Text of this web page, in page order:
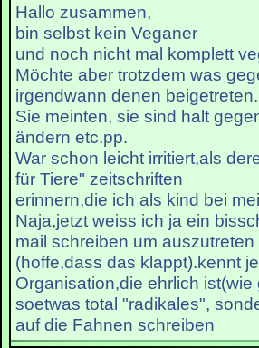
Hallo zusammen,
bin selbst kein Veganer
und noch nicht mal komplett
Möchte aber trotzdem was
irgendwann denen beigetreten.
Sie meinten, sie sind halt
ändern etc.pp.
War schon leicht irritiert,als
für Tiere" zeitschriften
erinnern,die ich als kind bei
Naja,jetzt weiss ich ja ein
mail schreiben um auszutreten
(hoffe,dass das klappt).kennt
Organisation,die ehrlich
soetwas total "radikales",
auf die Fahnen schreiben